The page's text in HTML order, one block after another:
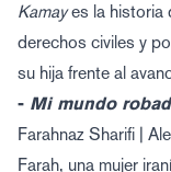
Kamayes la historia
derechos civiles y
su hija frente al
- Mi mundo
Farahnaz Sharifi |
Farah, una mujer